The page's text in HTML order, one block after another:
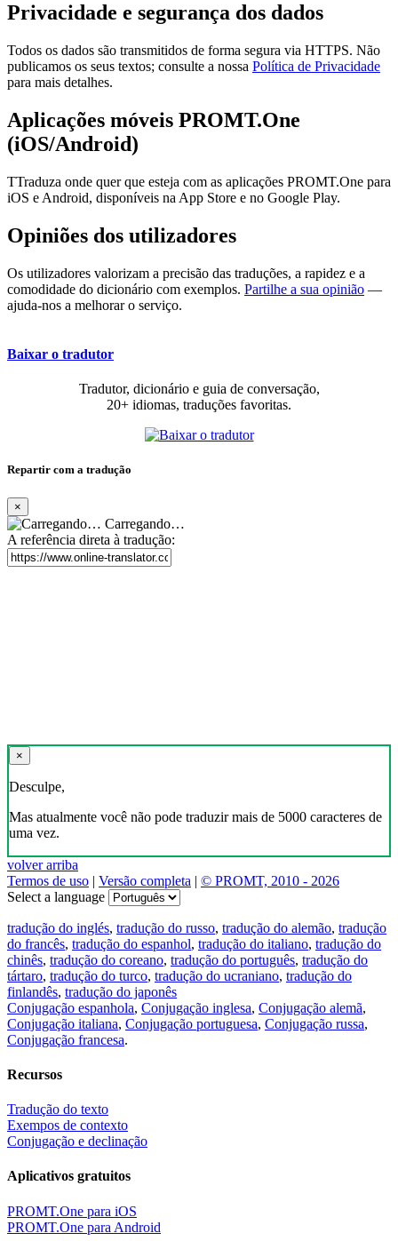
Privacidade e segurança dos dados
Todos os dados são transmitidos de forma segura via HTTPS. Não
publicamos os seus textos; consulte a nossa Política de Privacidade
para mais detalhes.
Aplicações móveis PROMT.One
(iOS/Android)
TTraduza onde quer que esteja com as aplicações PROMT.One para
iOS e Android, disponíveis na App Store e no Google Play.
Opiniões dos utilizadores
Os utilizadores valorizam a precisão das traduções, a rapidez e a
comodidade do dicionário com exemplos. Partilhe a sua opinião —
ajuda-nos a melhorar o serviço.
Baixar o tradutor
Tradutor, dicionário e guia de conversação,
20+ idiomas, traduções favoritas.
Repartir com a tradução
×
Carregando…
A referência direta à tradução:
×
Desculpe,
Mas atualmente você não pode traduzir mais de 5000 caracteres de
uma vez.
volver arriba
Termos de uso | Versão completa | © PROMT, 2010 - 2026
Select a language
tradução do inglés, tradução do russo, tradução do alemão, tradução
do francês, tradução do espanhol, tradução do italiano, tradução do
chinês, tradução do coreano, tradução do português, tradução do
tártaro, tradução do turco, tradução do ucraniano, tradução do
finlandês, tradução do japonês
Conjugação espanhola, Conjugação inglesa, Conjugação alemã,
Conjugação italiana, Conjugação portuguesa, Conjugação russa,
Conjugação francesa.
Recursos
Tradução do texto
Exempos de contexto
Conjugação e declinação
Aplicativos gratuitos
PROMT.One para iOS
PROMT.One para Android